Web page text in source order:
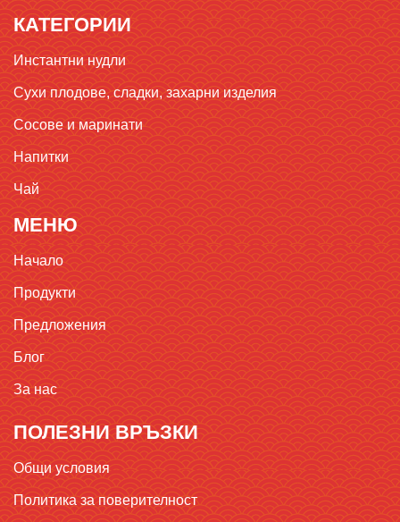
КАТЕГОРИИ
Инстантни нудли
Сухи плодове, сладки, захарни изделия
Сосове и маринати
Напитки
Чай
МЕНЮ
Начало
Продукти
Предложения
Блог
За нас
ПОЛЕЗНИ ВРЪЗКИ
Общи условия
Политика за поверителност